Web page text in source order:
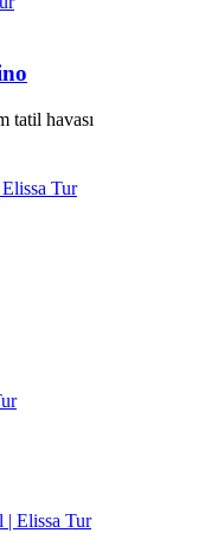
tatil havası